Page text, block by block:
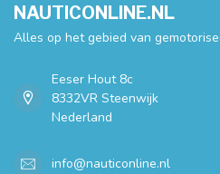
NAUTICONLINE.NL
Alles op het gebied van
Eeser Hout 8c
8332VR Steenwijk
Nederland
info@nauticonline.nl